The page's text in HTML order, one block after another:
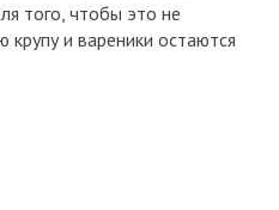
того, чтобы это не
и вареники остаются